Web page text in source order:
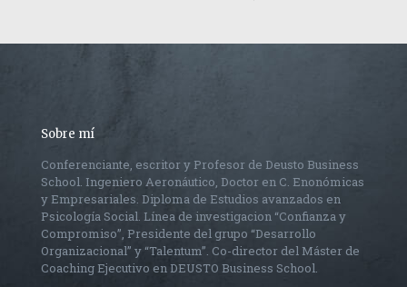
Sobre mí
Conferenciante, escritor y Profesor de Deusto Business
School. Ingeniero Aeronáutico, Doctor en C. Enonómicas
y Empresariales. Diploma de Estudios avanzados en
Psicología Social. Línea de investigacion “Confianza y
Compromiso”, Presidente del grupo “Desarrollo
Organizacional” y “Talentum”. Co-director del Máster de
Coaching Ejecutivo en DEUSTO Business School.